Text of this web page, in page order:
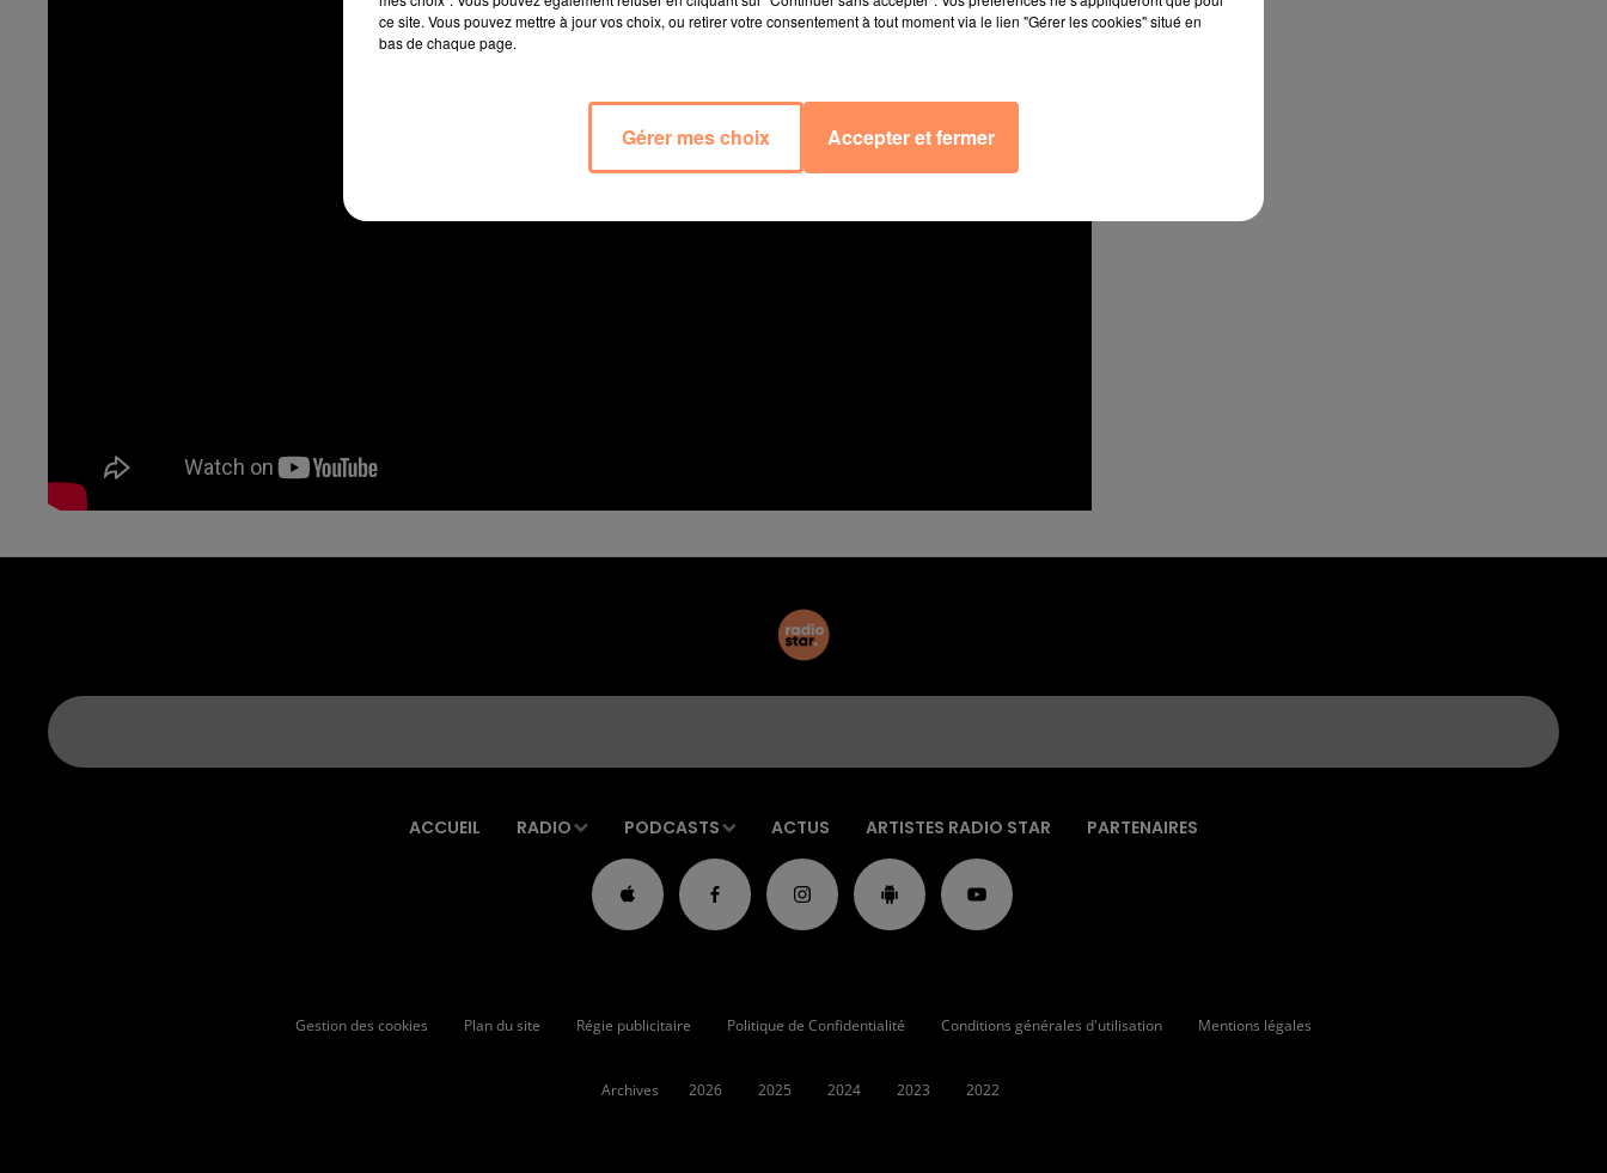
ACCUEIL RADIO PODCASTS ACTUS ARTISTES RADIO STAR PARTENAIRES
Gestion des cookies Plan du site Régie publicitaire Politique de Confidentialité Conditions générales d'utilisation Mentions légales
Archives 2026 2025 2024 2023 2022
ce site. Vous pouvez mettre à jour vos choix, ou retirer votre consentement à tout moment via le lien "Gérer les cookies" situé en
bas de chaque page.
Gérer mes choix Accepter et fermer